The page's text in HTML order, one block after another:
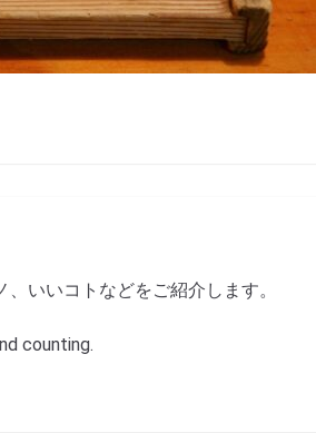
いいコトなどをご紹介します。
counting.